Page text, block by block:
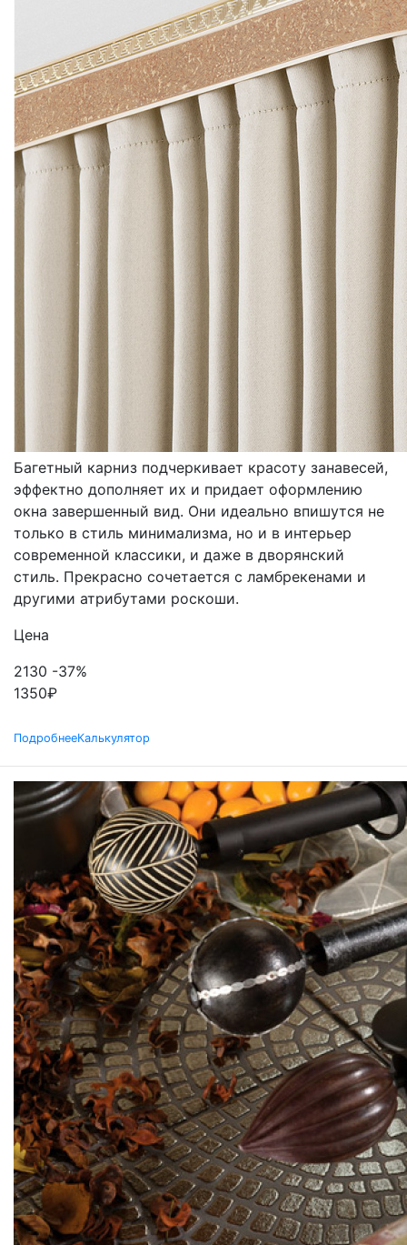
КАРНИЗЫ
БАГЕТНЫЕ
Багетный карниз подчеркивает красоту занавесей,
эффектно дополняет их и придает оформлению
окна завершенный вид. Они идеально впишутся не
только в стиль минимализма, но и в интерьер
современной классики, и даже в дворянский
стиль. Прекрасно сочетается с ламбрекенами и
другими атрибутами роскоши.
Цена
2130 -37%
1350₽
ПодробнееКалькулятор